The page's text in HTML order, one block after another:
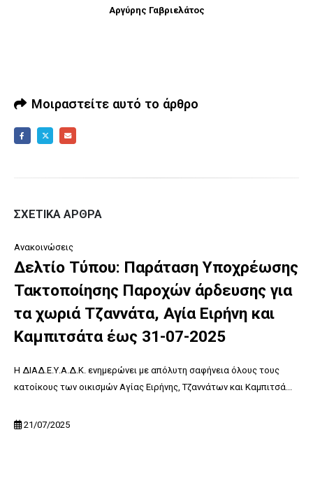
Αργύρης Γαβριελάτος
Μοιραστείτε αυτό το άρθρο
ΣΧΕΤΙΚΆ ΆΡΘΡΑ
Ανακοινώσεις
Δελτίο Τύπου: Παράταση Υποχρέωσης
Τακτοποίησης Παροχών άρδευσης για
τα χωριά Τζαννάτα, Αγία Ειρήνη και
Καμπιτσάτα έως 31-07-2025
Η ΔΙΑΔ.Ε.Υ.Α.Δ.Κ. ενημερώνει με απόλυτη σαφήνεια όλους τους
κατοίκους των οικισμών Αγίας Ειρήνης, Τζαννάτων και Καμπιτσά...
21/07/2025